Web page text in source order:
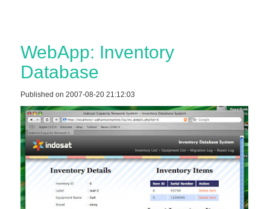
WebApp: Inventory
Database
Published on 2007-08-20 21:12:03